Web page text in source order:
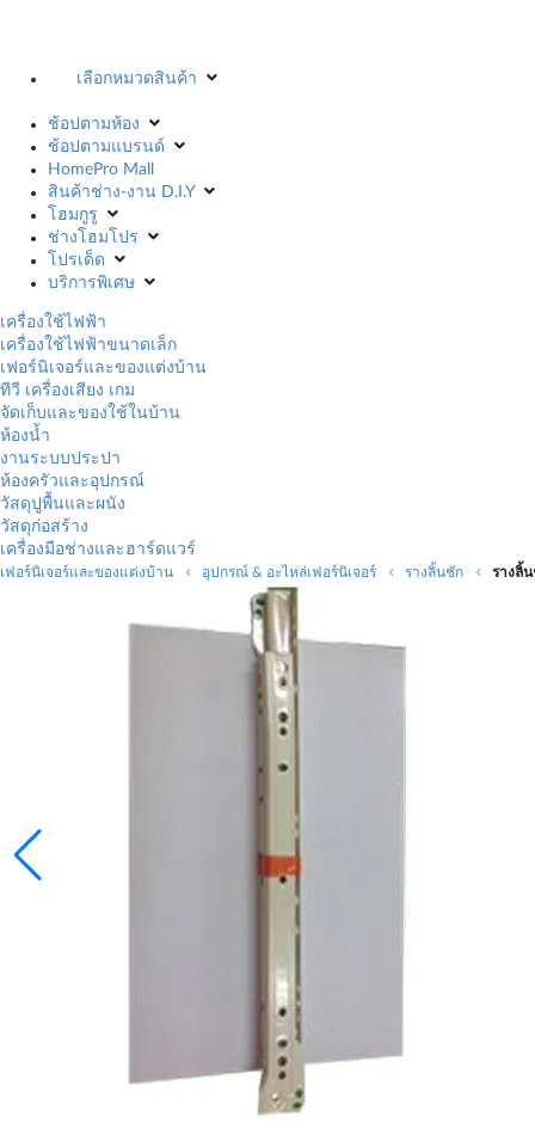
เลือกหมวดสินค้า
ช้อปตามห้อง
ช้อปตามแบรนด์
HomePro Mall
สินค้าช่าง-งาน D.I.Y
โฮมกูรู
ช่างโฮมโปร
โปรเด็ด
บริการพิเศษ
เครื่องใช้ไฟฟ้า
เครื่องใช้ไฟฟ้าขนาดเล็ก
เฟอร์นิเจอร์และของแต่งบ้าน
ทีวี เครื่องเสียง เกม
จัดเก็บและของใช้ในบ้าน
ห้องน้ำ
งานระบบประปา
ห้องครัวและอุปกรณ์
วัสดุปูพื้นและผนัง
วัสดุก่อสร้าง
เครื่องมือช่างและฮาร์ดแวร์
เฟอร์นิเจอร์และของแต่งบ้าน อุปกรณ์ & อะไหล่เฟอร์นิเจอร์ รางลิ้นชัก รางลิ้